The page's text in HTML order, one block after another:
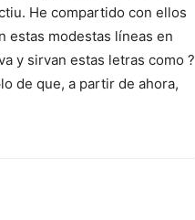
He compartido con ellos
estas modestas líneas en
y sirvan estas letras como ?
de que, a partir de ahora,